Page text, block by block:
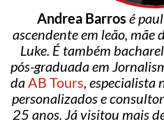
Andrea Barros é
ascendente em leão, mãe
Luke. É também
pós-graduada em
daAB Tours, especialista
personalizados e
25 anos. Já visitou mais